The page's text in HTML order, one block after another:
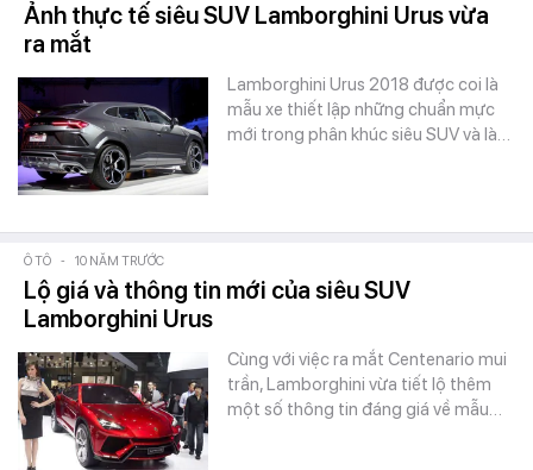
Ảnh thực tế siêu SUV Lamborghini Urus vừa
ra mắt
Lamborghini Urus 2018 được coi là
mẫu xe thiết lập những chuẩn mực
mới trong phân khúc siêu SUV và là…
Ô TÔ - 10 NĂM TRƯỚC
Lộ giá và thông tin mới của siêu SUV
Lamborghini Urus
Cùng với việc ra mắt Centenario mui
trần, Lamborghini vừa tiết lộ thêm
một số thông tin đáng giá về mẫu…